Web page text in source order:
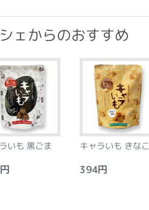
ェからのおすすめ
いも 黒ごま キャラいも きなこ
394円